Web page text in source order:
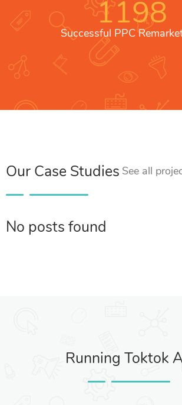
1198
Successful PPC
Our Case Studies See all
No posts found
Running Toktok